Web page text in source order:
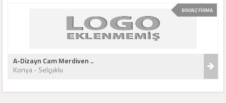
BRONZ FİRMA
A-Dizayn Cam Merdiven ..
Konya - Selçuklu